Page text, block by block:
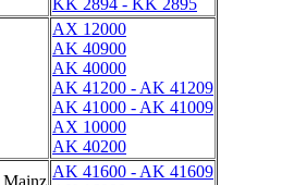
KK 2894 - KK 2895
AX 12000
AK 40900
AK 40000
AK 41200 - AK 41209
AK 41000 - AK 41009
AX 10000
AK 40200
Mainz
AK 41600 - AK 41609